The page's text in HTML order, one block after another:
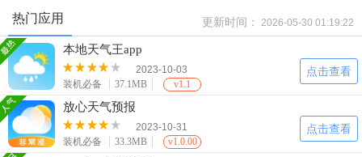
热门应用 更新时间： 2026-05-30 01:19:22
本地天气王app
2023-10-03
装机必备
37.1MB v1.1
点击查看
放心天气预报
2023-10-31
装机必备
33.3MB v1.0.00
点击查看